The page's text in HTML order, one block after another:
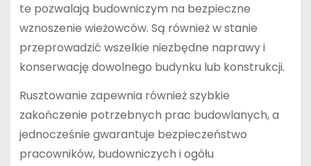
te pozwalają budowniczym na bezpieczne
wznoszenie wieżowców. Są również w stanie
przeprowadzić wszelkie niezbędne naprawy i
konserwację dowolnego budynku lub konstrukcji.
Rusztowanie zapewnia również szybkie
zakończenie potrzebnych prac budowlanych, a
jednocześnie gwarantuje bezpieczeństwo
pracowników, budowniczych i ogółu